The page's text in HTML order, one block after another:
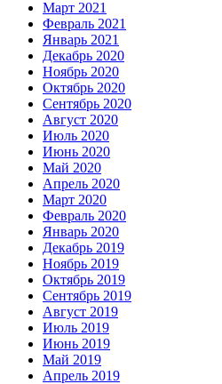
Март 2021
Февраль 2021
Январь 2021
Декабрь 2020
Ноябрь 2020
Октябрь 2020
Сентябрь 2020
Август 2020
Июль 2020
Июнь 2020
Май 2020
Апрель 2020
Март 2020
Февраль 2020
Январь 2020
Декабрь 2019
Ноябрь 2019
Октябрь 2019
Сентябрь 2019
Август 2019
Июль 2019
Июнь 2019
Май 2019
Апрель 2019